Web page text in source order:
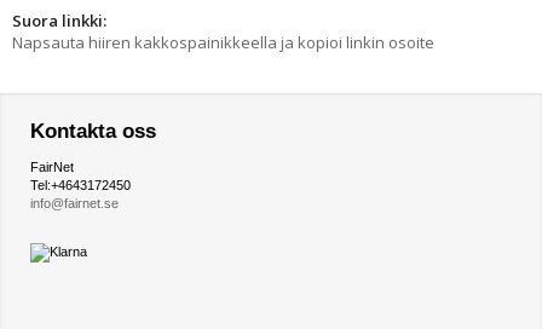
Suora linkki:
Napsauta hiiren kakkospainikkeella ja kopioi linkin osoite
Kontakta oss
FairNet
Tel:+4643172450
info@fairnet.se